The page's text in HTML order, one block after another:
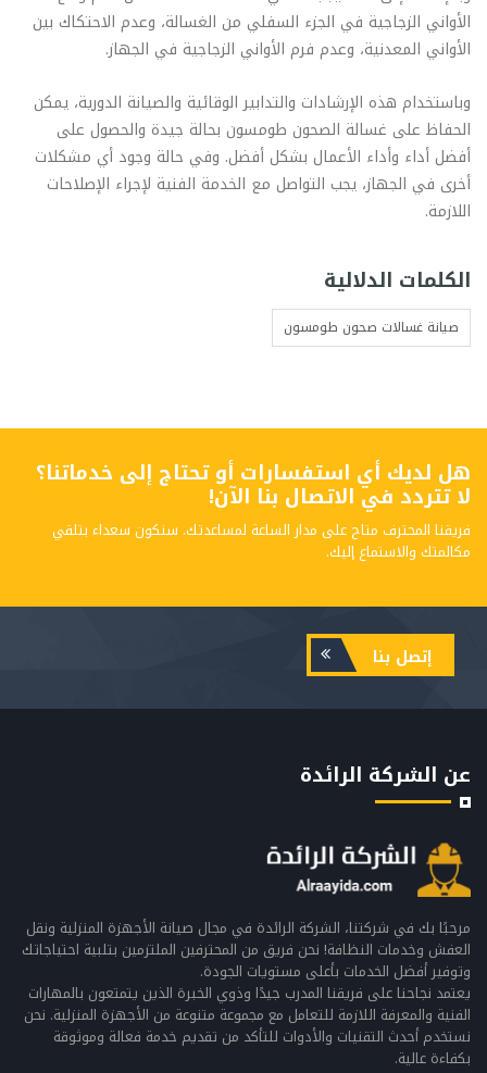
الأواني الزجاجية في الجزء السفلي من الغسالة، وعدم الاحتكاك بين
الأواني المعدنية، وعدم فرم الأواني الزجاجية في الجهاز.
وباستخدام هذه الإرشادات والتدابير الوقائية والصيانة الدورية، يمكن
الحفاظ على غسالة الصحون طومسون بحالة جيدة والحصول على
أفضل أداء وأداء الأعمال بشكل أفضل. وفي حالة وجود أي مشكلات
أخرى في الجهاز، يجب التواصل مع الخدمة الفنية لإجراء الإصلاحات
اللازمة.
الكلمات الدلالية
صيانة غسالات صحون طومسون
هل لديك أي استفسارات أو تحتاج إلى خدماتنا؟
لا تتردد في الاتصال بنا الآن!
فريقنا المحترف متاح على مدار الساعة لمساعدتك. سنكون سعداء بتلقي
مكالمتك والاستماع إليك.
إتصل بنا
عن الشركة الرائدة
مرحبًا بك في شركتنا، الشركة الرائدة في مجال صيانة الأجهزة المنزلية ونقل
العفش وخدمات النظافة! نحن فريق من المحترفين الملتزمين بتلبية احتياجاتك
وتوفير أفضل الخدمات بأعلى مستويات الجودة.
يعتمد نجاحنا على فريقنا المدرب جيدًا وذوي الخبرة الذين يتمتعون بالمهارات
الفنية والمعرفة اللازمة للتعامل مع مجموعة متنوعة من الأجهزة المنزلية. نحن
نستخدم أحدث التقنيات والأدوات للتأكد من تقديم خدمة فعالة وموثوقة
بكفاءة عالية.